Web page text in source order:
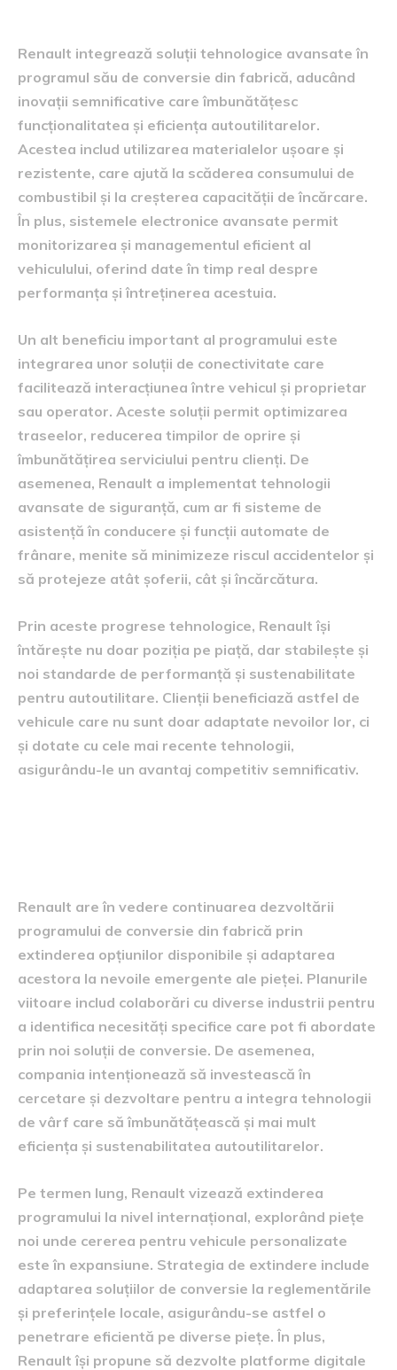
Renault integrează soluții tehnologice avansate în
programul său de conversie din fabrică, aducând
inovații semnificative care îmbunătățesc
funcționalitatea și eficiența autoutilitarelor.
Acestea includ utilizarea materialelor ușoare și
rezistente, care ajută la scăderea consumului de
combustibil și la creșterea capacității de încărcare.
În plus, sistemele electronice avansate permit
monitorizarea și managementul eficient al
vehiculului, oferind date în timp real despre
performanța și întreținerea acestuia.
Un alt beneficiu important al programului este
integrarea unor soluții de conectivitate care
facilitează interacțiunea între vehicul și proprietar
sau operator. Aceste soluții permit optimizarea
traseelor, reducerea timpilor de oprire și
îmbunătățirea serviciului pentru clienți. De
asemenea, Renault a implementat tehnologii
avansate de siguranță, cum ar fi sisteme de
asistență în conducere și funcții automate de
frânare, menite să minimizeze riscul accidentelor și
să protejeze atât șoferii, cât și încărcătura.
Prin aceste progrese tehnologice, Renault își
întărește nu doar poziția pe piață, dar stabilește și
noi standarde de performanță și sustenabilitate
pentru autoutilitare. Clienții beneficiază astfel de
vehicule care nu sunt doar adaptate nevoilor lor, ci
și dotate cu cele mai recente tehnologii,
asigurându-le un avantaj competitiv semnificativ.
Renault are în vedere continuarea dezvoltării
programului de conversie din fabrică prin
extinderea opțiunilor disponibile și adaptarea
acestora la nevoile emergente ale pieței. Planurile
viitoare includ colaborări cu diverse industrii pentru
a identifica necesități specifice care pot fi abordate
prin noi soluții de conversie. De asemenea,
compania intenționează să investească în
cercetare și dezvoltare pentru a integra tehnologii
de vârf care să îmbunătățească și mai mult
eficiența și sustenabilitatea autoutilitarelor.
Pe termen lung, Renault vizează extinderea
programului la nivel internațional, explorând piețe
noi unde cererea pentru vehicule personalizate
este în expansiune. Strategia de extindere include
adaptarea soluțiilor de conversie la reglementările
și preferințele locale, asigurându-se astfel o
penetrare eficientă pe diverse piețe. În plus,
Renault își propune să dezvolte platforme digitale